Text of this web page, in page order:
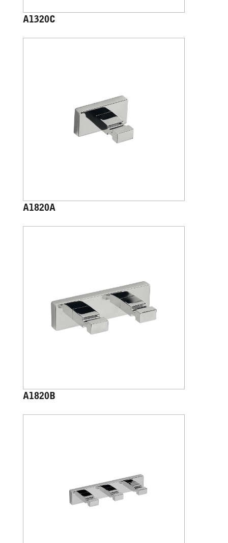
A1320C
A1820A
A1820B